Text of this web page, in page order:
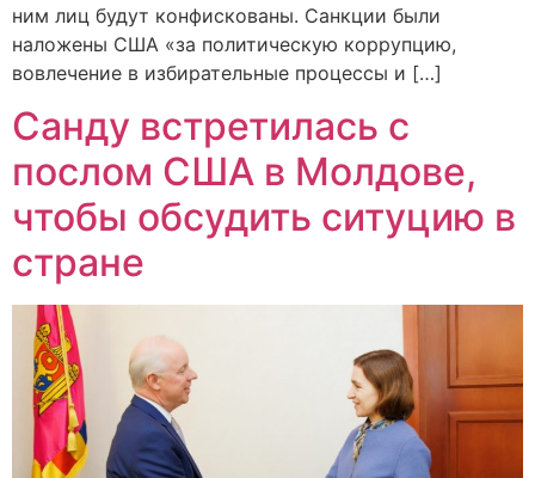
ним лиц будут конфискованы. Санкции были
наложены США «за политическую коррупцию,
вовлечение в избирательные процессы и […]
Санду встретилась с
послом США в Молдове,
чтобы обсудить ситуцию в
стране